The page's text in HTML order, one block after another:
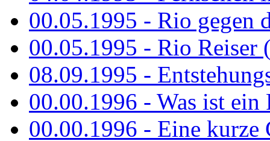
00.05.1995 - Rio gegen
00.05.1995 - Rio Reiser
08.09.1995 -
00.00.1996 - Was ist ein
00.00.1996 - Eine kurze